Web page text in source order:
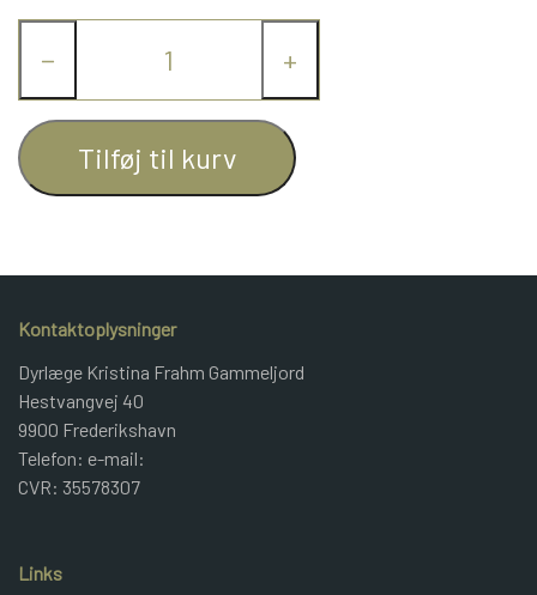
BOMULD 8/4
JUNIOR BOMULD
KNITPRO
− +
Tilføj til kurv
Kontaktoplysninger
Dyrlæge Kristina Frahm Gammeljord
Hestvangvej 40
9900 Frederikshavn
Telefon: e-mail:
CVR: 35578307
Links